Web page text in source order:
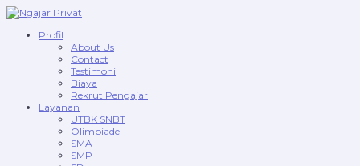
Profil
About Us
Contact
Testimoni
Biaya
Rekrut Pengajar
Layanan
UTBK SNBT
Olimpiade
SMA
SMP